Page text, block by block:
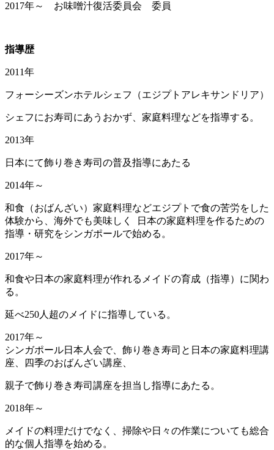
2017年～ お味噌汁復活委員会 委員
指導歴
2011年
フォーシーズンホテルシェフ（エジプトアレキサンドリア）
シェフにお寿司にあうおかず、家庭料理などを指導する。
2013年
日本にて飾り巻き寿司の普及指導にあたる
2014年～
和食（おばんざい）家庭料理などエジプトで食の苦労をした
体験から、海外でも美味しく 日本の家庭料理を作るための
指導・研究をシンガポールで始める。
2017年～
和食や日本の家庭料理が作れるメイドの育成（指導）に関わ
る。
延べ250人超のメイドに指導している。
2017年～
シンガポール日本人会で、飾り巻き寿司と日本の家庭料理講
座、四季のおばんざい講座、
親子で飾り巻き寿司講座を担当し指導にあたる。
2018年～
メイドの料理だけでなく、掃除や日々の作業についても総合
的な個人指導を始める。